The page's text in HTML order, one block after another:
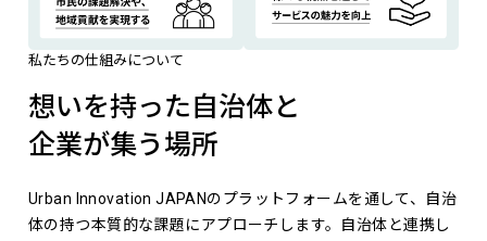
私たちの仕組みについて
想いを持った自治体と
企業が集う場所
Urban Innovation JAPANのプラットフォームを通して、自治
体の持つ本質的な課題にアプローチします。自治体と連携し